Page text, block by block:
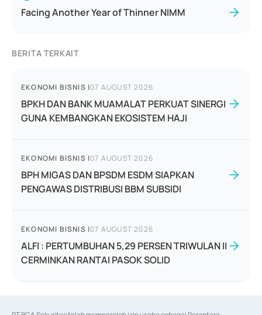
Facing Another Year of Thinner NIMM
BERITA TERKAIT
EKONOMI BISNIS |07 AUGUST 2026
BPKH DAN BANK MUAMALAT PERKUAT SINERGI
GUNA KEMBANGKAN EKOSISTEM HAJI
EKONOMI BISNIS |07 AUGUST 2026
BPH MIGAS DAN BPSDM ESDM SIAPKAN
PENGAWAS DISTRIBUSI BBM SUBSIDI
EKONOMI BISNIS |07 AUGUST 2026
ALFI : PERTUMBUHAN 5,29 PERSEN TRIWULAN II
CERMINKAN RANTAI PASOK SOLID